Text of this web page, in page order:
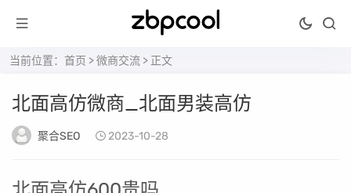
当前位置： 首页 >微商交流 > 正文
北面高仿微商_北面男装高仿
聚合SEO 2023-10-28